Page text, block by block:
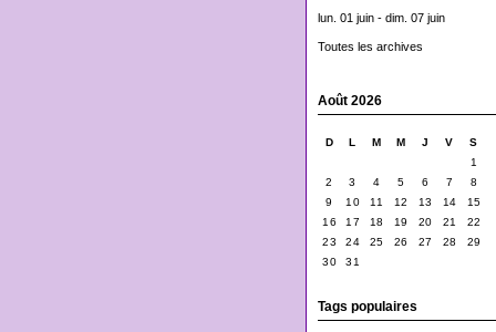
lun. 01 juin - dim. 07 juin
Toutes les archives
Août 2026
D L M M J V
S
1
2
3 4 5 6 7
8
9
10 11 12 13 14
15
16
17 18 19 20 21
22
23
24 25 26 27 28
29
30
31
Tags populaires